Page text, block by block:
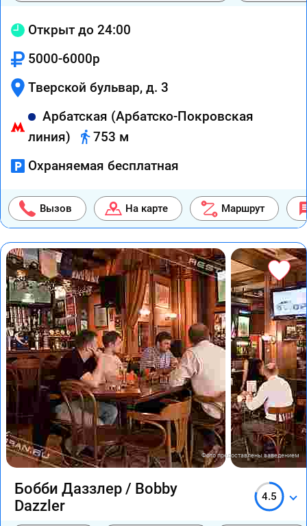
Открыт до 24:00
5000-6000р
Тверской бульвар, д. 3
Арбатская (Арбатско-Покровская
линия)
753 м
Охраняемая бесплатная
Вызов На карте Маршрут
Фото предоставлены заведением
Бобби Даззлер / Bobby
Dazzler
4.5